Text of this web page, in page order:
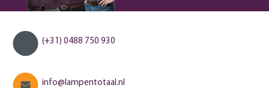
(+31) 0488 750 930
info@lampentotaal.nl